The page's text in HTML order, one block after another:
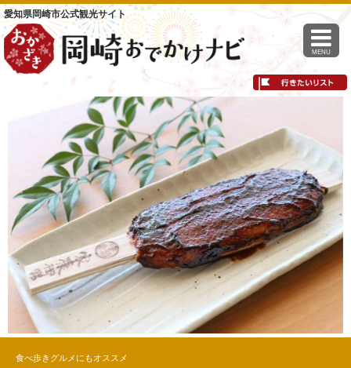
愛知県岡崎市公式観光サイト
MENU
食べ歩きグルメにもオススメ